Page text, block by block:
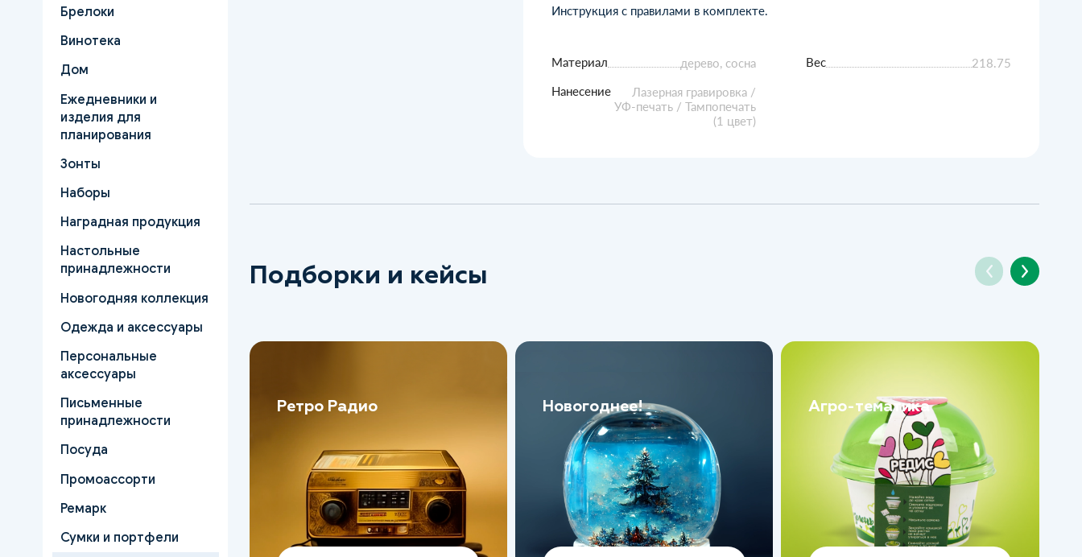
Брелоки
Винотека
Дом
Ежедневники и
изделия для
планирования
Зонты
Наборы
Наградная продукция
Настольные
принадлежности
Новогодняя коллекция
Одежда и аксессуары
Персональные
аксессуары
Письменные
принадлежности
Посуда
Промоассорти
Ремарк
Сумки и портфели
Инструкция с правилами в комплекте.
Материал дерево, сосна Вес
218.75
Нанесение
Лазерная гравировка /
УФ-печать / Тампопечать
(1 цвет)
Подборки и кейсы
Ретро Радио Новогоднее! Агро-тематика